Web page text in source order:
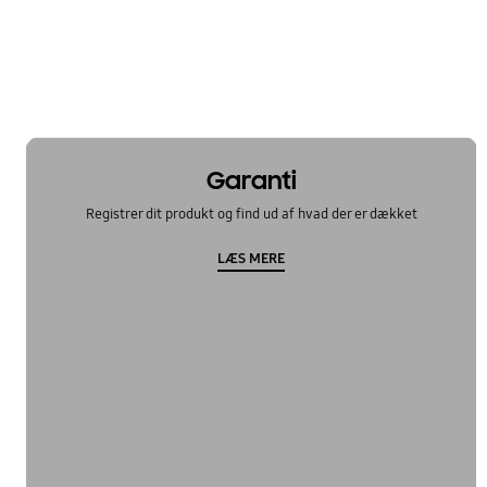
Garanti
Registrer dit produkt og find ud af hvad der er dækket
LÆS MERE